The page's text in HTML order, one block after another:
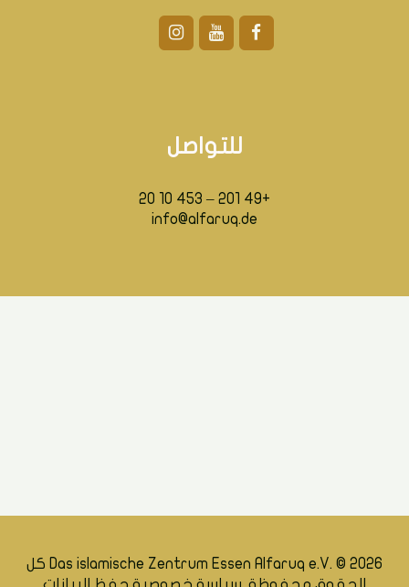
للتواصل
+49 201 – 453 10 20
info@alfaruq.de
Das islamische Zentrum Essen Alfaruq e.V. © 2026 كل